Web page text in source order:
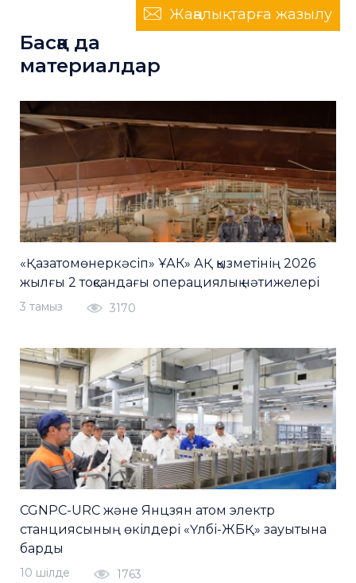
Жаңалықтарға жазылу
Басқа да
материалдар
«Қазатомөнеркәсіп» ҰАК» АҚ қызметінің 2026
жылғы 2 тоқсандағы операциялық нәтижелері
3 тамыз 3170
CGNPC-URC және Янцзян атом электр
станциясының өкілдері «Үлбі-ЖБҚ» зауытына
барды
10 шiлде 1763